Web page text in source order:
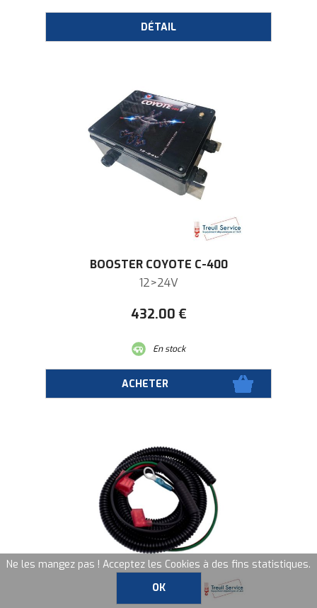
BOOSTER COYOTE C-400
12>24V
432.00 €
En stock
Ne les mangez pas ! Acceptez les Cookies à des fins statistiques.
OK